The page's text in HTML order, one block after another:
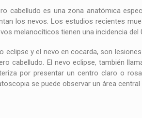
cabelludo es una zona anatómica
los nevos. Los estudios recientes
melanocíticos tienen una incidencia del
eclipse y el nevo en cocarda, son
cabelludo. El nevo eclipse, también
por presentar un centro claro o
se puede observar un área